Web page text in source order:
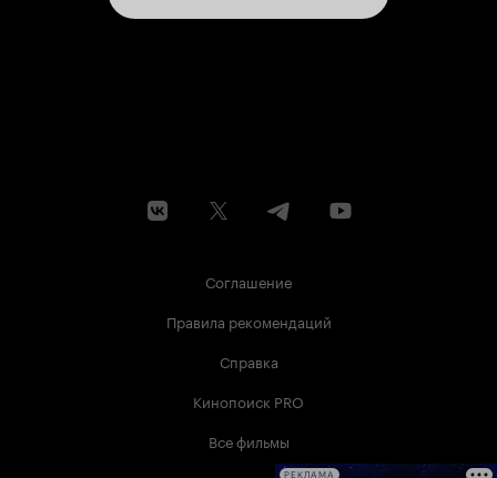
Соглашение
Правила рекомендаций
Справка
Кинопоиск PRO
Все фильмы
РЕКЛАМА